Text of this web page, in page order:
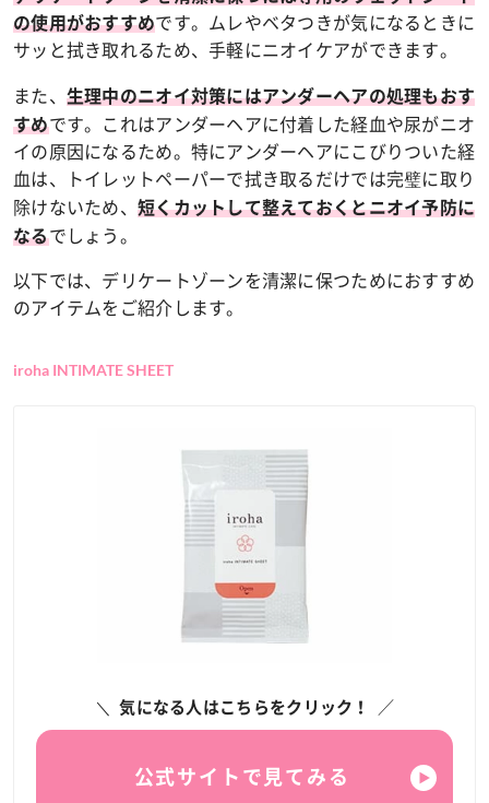
の使用がおすすめです。ムレやベタつきが気になるときに
サッと拭き取れるため、手軽にニオイケアができます。
また、 生理中のニオイ対策にはアンダーヘアの処理もおす
すめです。これはアンダーヘアに付着した経血や尿がニオ
イの原因になるため。特にアンダーヘアにこびりついた経
血は、トイレットペーパーで拭き取るだけでは完璧に取り
除けないため、 短くカットして整えておくとニオイ予防に
なるでしょう。
以下では、デリケートゾーンを清潔に保つためにおすすめ
のアイテムをご紹介します。
iroha INTIMATE SHEET
気になる人はこちらをクリック！
公式サイトで見てみる